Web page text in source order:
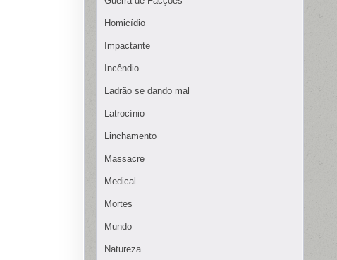
Homicídio
Impactante
Incêndio
Ladrão se dando mal
Latrocínio
Linchamento
Massacre
Medical
Mortes
Mundo
Natureza